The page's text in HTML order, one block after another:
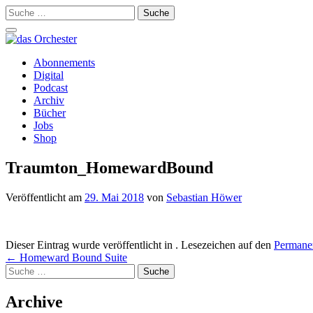
Suche
nach:
Schalte
Navigation
Zum
Inhalt
springen
Abonnements
Digital
Podcast
Archiv
Bücher
Jobs
Shop
Traumton_HomewardBound
Veröffentlicht am 29. Mai 2018 von Sebastian Höwer
Dieser Eintrag wurde veröffentlicht in . Lesezeichen auf den
Beitrags-
Navigation
← Homeward Bound Suite
Suche
nach:
Archive